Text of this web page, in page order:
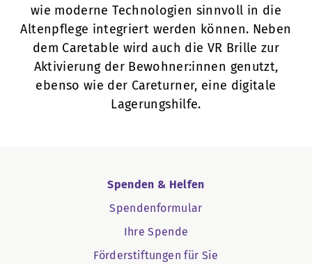
wie moderne Technologien sinnvoll in die
Altenpflege integriert werden können. Neben
dem Caretable wird auch die VR Brille zur
Aktivierung der Bewohner:innen genutzt,
ebenso wie der Careturner, eine digitale
Lagerungshilfe.
Spenden & Helfen
Spendenformular
Ihre Spende
Förderstiftungen für Sie